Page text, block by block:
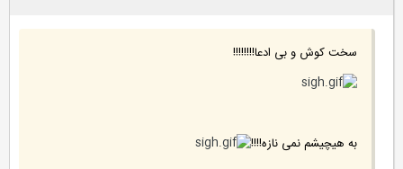
سخت کوش و بی ادعا!!!!!!!!
به هیچیشم نمی نازه!!!!